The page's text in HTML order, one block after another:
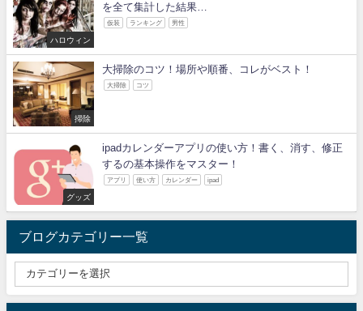
ハロウィン
を全て集計した結果…
仮装 ランキング 男性
掃除
大掃除のコツ！場所や順番、コレがベスト！
大掃除 コツ
グッズ
ipadカレンダーアプリの使い方！書く、消す、修正
するの基本操作をマスター！
アプリ 使い方 カレンダー ipad
ブログカテゴリー一覧